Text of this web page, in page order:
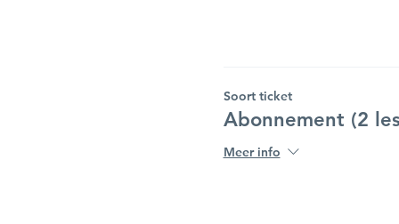
Soort ticket
Abonnement (2
Meer info